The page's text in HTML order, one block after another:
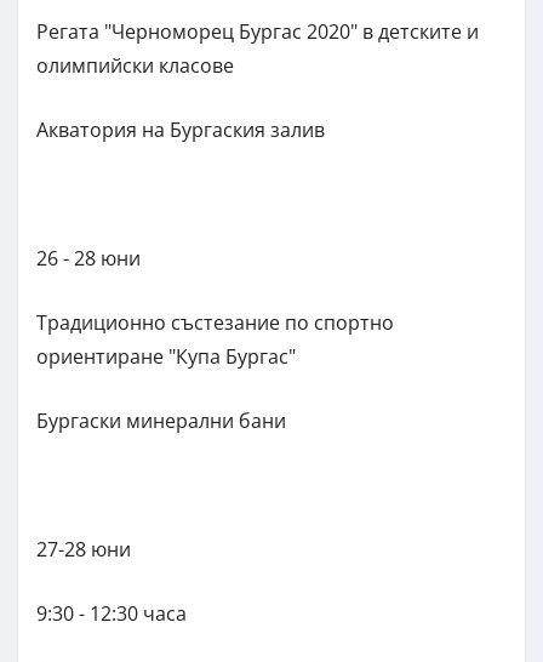
Регата "Черноморец Бургас 2020" в детските и
олимпийски класове
Акватория на Бургаския залив
26 - 28 юни
Традиционно състезание по спортно
ориентиране "Купа Бургас"
Бургаски минерални бани
27-28 юни
9:30 - 12:30 часа